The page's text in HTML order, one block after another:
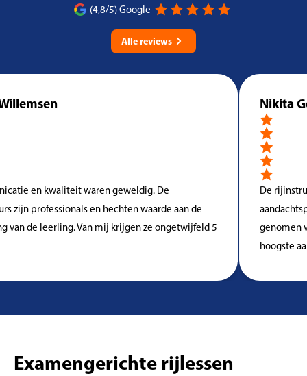
(4,8/5) Google
Alle reviews
en kwaliteit waren geweldig. De
en hechten waarde aan de
leerling. Van mij krijgen ze ongetwijfeld 5
Nikita
De
genomen van
hoogste aantal
Examengerichte rijlessen